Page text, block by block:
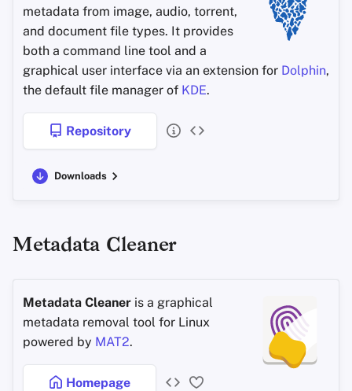
metadata from image, audio, torrent,
and document file types. It provides
both a command line tool and a
graphical user interface via an extension for Dolphin,
the default file manager of KDE.
Repository
Downloads
Metadata Cleaner
Metadata Cleaner is a graphical
metadata removal tool for Linux
powered by MAT2.
Homepage